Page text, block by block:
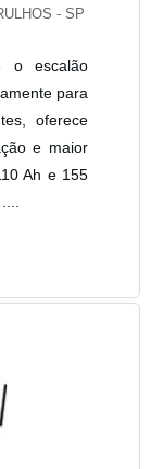
- SP
o escalão
para
oferece
e maior
Ah e 155